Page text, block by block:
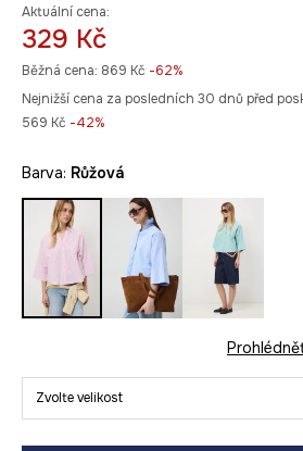
Aktuální cena:
329 Kč
Běžná cena: 869 Kč -62%
Nejnižší cena za posledních 30 dnů před
569 Kč -42%
Barva: růžová
Zvolte velikost